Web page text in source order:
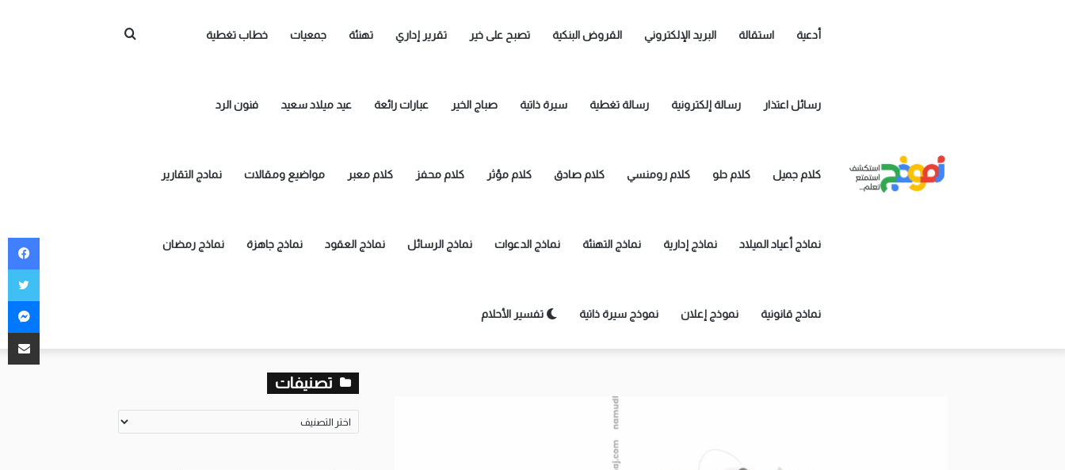
أدعية استقالة البريد الإلكتروني القروض البنكية تصبح على خير تقرير إداري تهنئة جمعيات خطاب تغطية
رسائل اعتذار رسالة إلكترونية رسالة تغطية سيرة ذاتية صباج الخير عبارات رائعة عيد ميلاد سعيد فنون الرد
كلام جميل كلام حلو كلام رومنسي كلام صادق كلام مؤثر كلام محفز كلام معبر مواضيع ومقالات نمادج التقارير
نماذج أعياد الميلاد نماذج إدارية نماذج التهنئة نماذج الدعوات نماذج الرسائل نماذج العقود نماذج جاهزة نماذج رمضان
نماذج قانونية نموذج إعلان نموذج سيرة ذاتية تفسير الأحلام
بحث
تصنيفات
ص